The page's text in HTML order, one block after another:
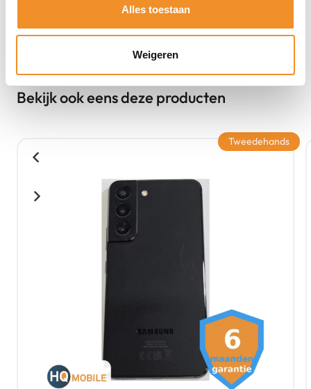
Alles toestaan
Weigeren
Bekijk ook eens deze producten
Tweedehands